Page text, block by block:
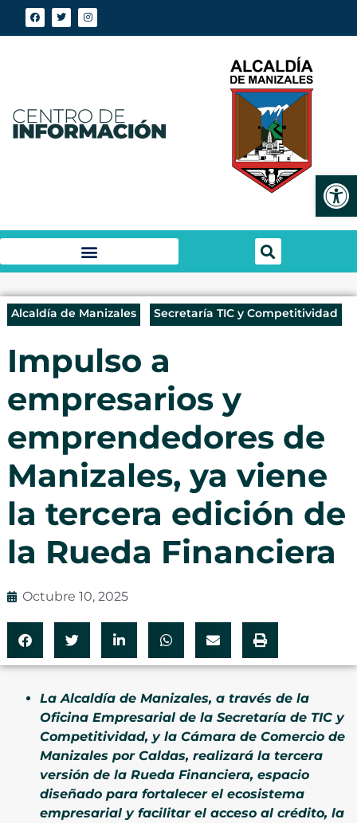
Alcaldía de Manizales Secretaría TIC y Competitividad
Impulso a
empresarios y
emprendedores de
Manizales, ya viene
la tercera edición de
la Rueda Financiera
Octubre 10, 2025
La Alcaldía de Manizales, a través de la
Oficina Empresarial de la Secretaría de TIC y
Competitividad, y la Cámara de Comercio de
Manizales por Caldas, realizará la tercera
versión de la Rueda Financiera, espacio
diseñado para fortalecer el ecosistema
empresarial y facilitar el acceso al crédito, la